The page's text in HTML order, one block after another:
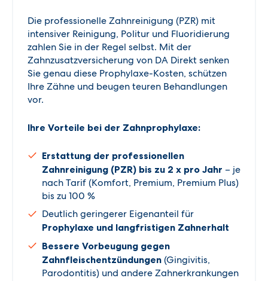
Die professionelle Zahnreinigung (PZR) mit
intensiver Reinigung, Politur und Fluoridierung
zahlen Sie in der Regel selbst. Mit der
Zahnzusatzversicherung von DA Direkt senken
Sie genau diese Prophylaxe-Kosten, schützen
Ihre Zähne und beugen teuren Behandlungen
vor.
Ihre Vorteile bei der Zahnprophylaxe:
Erstattung der professionellen
Zahnreinigung (PZR) bis zu 2 x pro Jahr – je
nach Tarif (Komfort, Premium, Premium Plus)
bis zu 100 %
Deutlich geringerer Eigenanteil für
Prophylaxe und langfristigen Zahnerhalt
Bessere Vorbeugung gegen
Zahnfleischentzündungen (Gingivitis,
Parodontitis) und andere Zahnerkrankungen